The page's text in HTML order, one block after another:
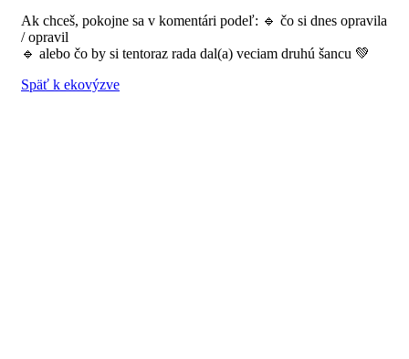
Ak chceš, pokojne sa v komentári podeľ: 🔹 čo si dnes opravila
/ opravil
🔹 alebo čo by si tentoraz rada dal(a) veciam druhú šancu 💚
Späť k ekovýzve